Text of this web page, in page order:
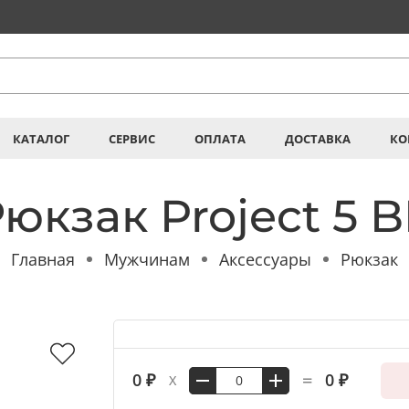
КАТАЛОГ СЕРВИС ОПЛАТА ДОСТАВКА
Project 5
Главная Мужчинам Аксессуары Рюкзак
0 ₽ X = 0 ₽